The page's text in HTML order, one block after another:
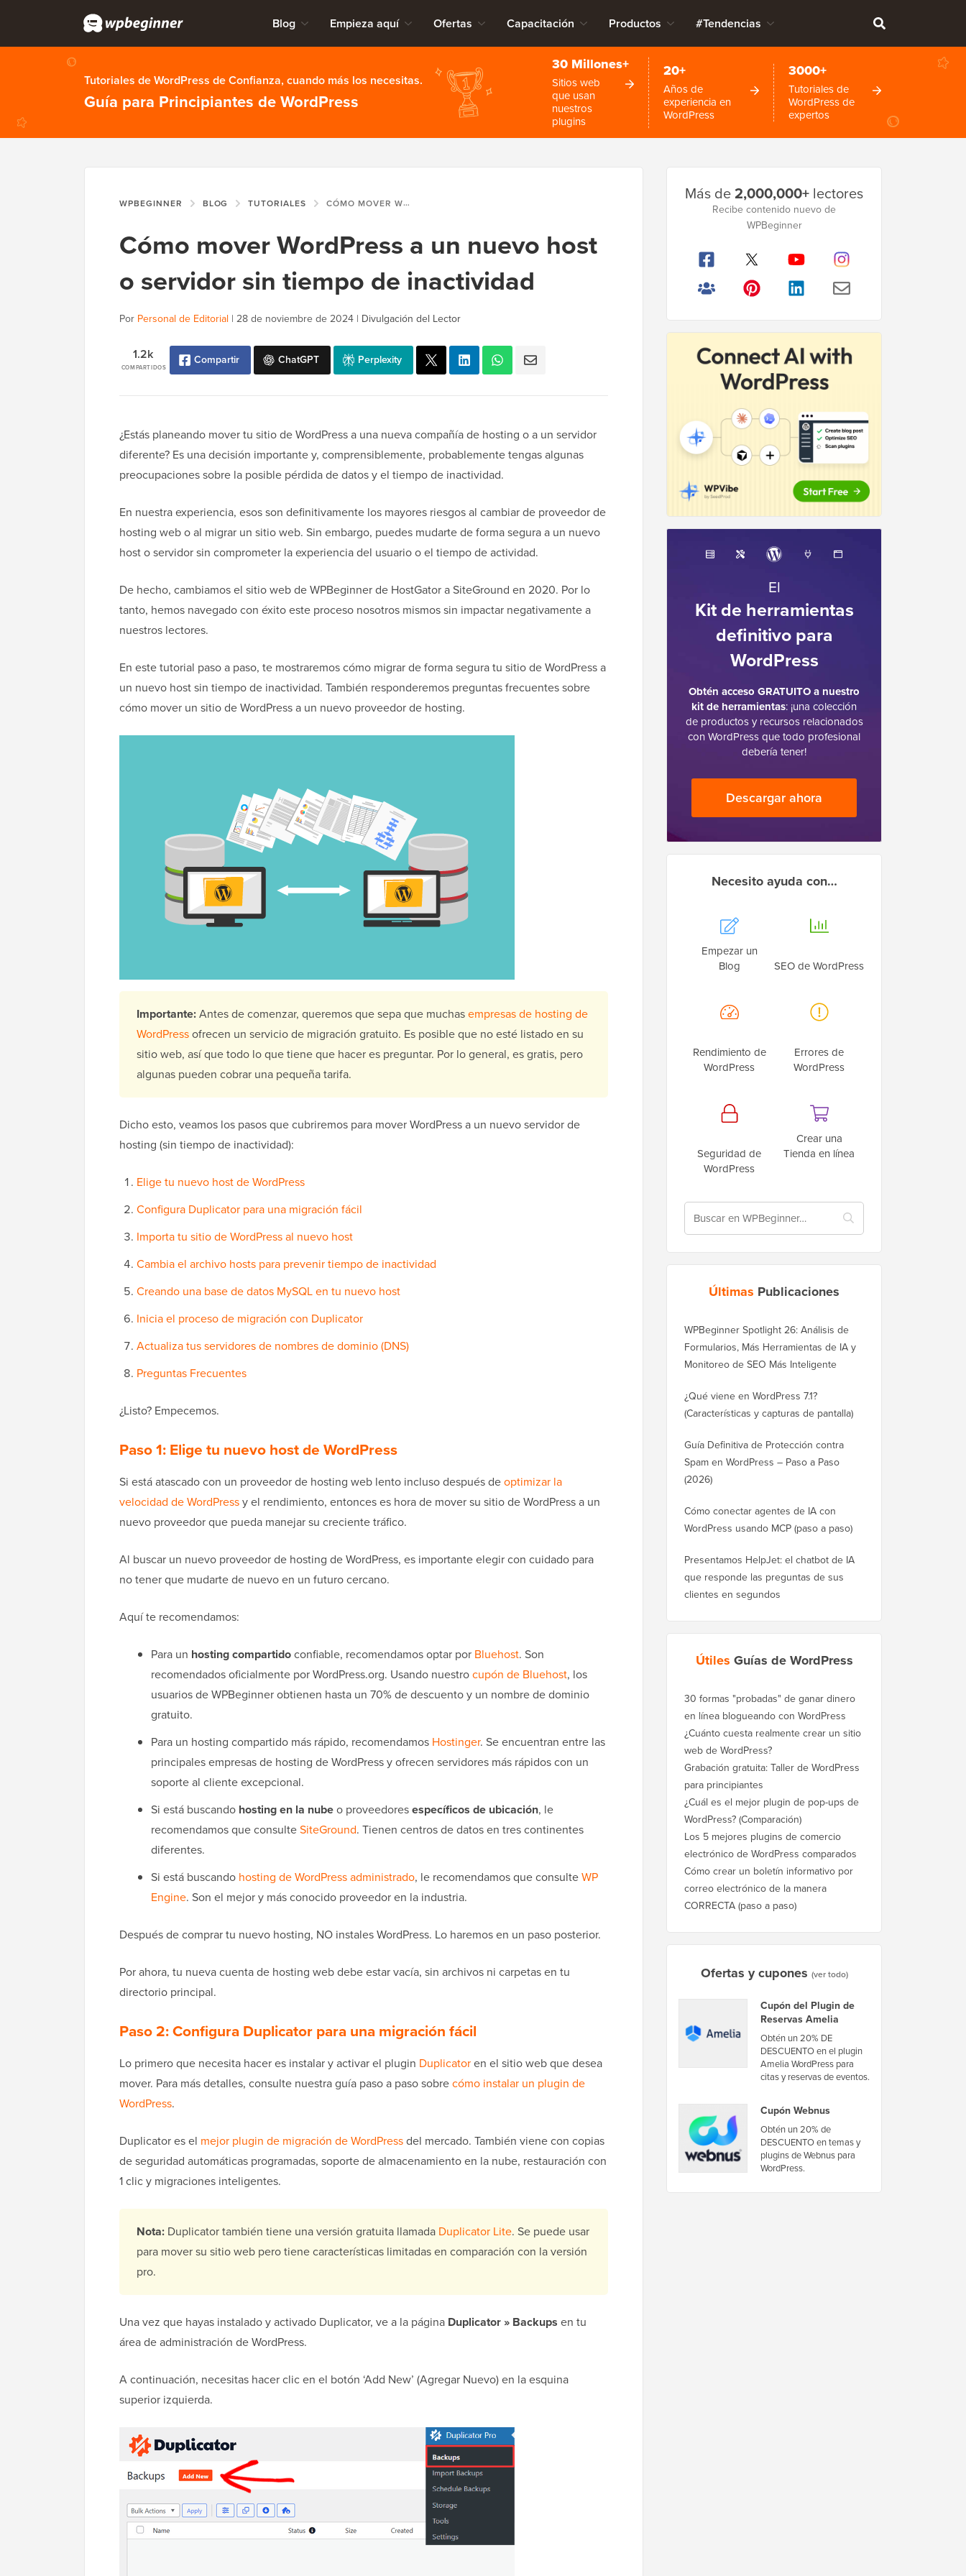
Blog Empieza aquí Ofertas Capacitación Productos #Tendencias
Tutoriales de WordPress de Confianza, cuando más los necesitas.
Guía para Principiantes de WordPress
30 Millones+
Sitios web
que usan
nuestros
plugins
20+
Años de
experiencia en
WordPress
3000+
Tutoriales de
WordPress de
expertos
WPBEGINNER BLOG TUTORIALES CÓMO MOVER WORDPRESS A UN NUEVO HOST O SERVIDOR SIN TIEMPO DE INACTIVIDAD
Cómo mover WordPress a un nuevo host
o servidor sin tiempo de inactividad
Por Personal de Editorial | 28 de noviembre de 2024 | Divulgación del Lector
COMPARTIDOS
1.2k Compartir ChatGPT Perplexity
¿Estás planeando mover tu sitio de WordPress a una nueva compañía de hosting o a un servidor
diferente? Es una decisión importante y, comprensiblemente, probablemente tengas algunas
preocupaciones sobre la posible pérdida de datos y el tiempo de inactividad.
En nuestra experiencia, esos son definitivamente los mayores riesgos al cambiar de proveedor de
hosting web o al migrar un sitio web. Sin embargo, puedes mudarte de forma segura a un nuevo
host o servidor sin comprometer la experiencia del usuario o el tiempo de actividad.
De hecho, cambiamos el sitio web de WPBeginner de HostGator a SiteGround en 2020. Por lo
tanto, hemos navegado con éxito este proceso nosotros mismos sin impactar negativamente a
nuestros lectores.
En este tutorial paso a paso, te mostraremos cómo migrar de forma segura tu sitio de WordPress a
un nuevo host sin tiempo de inactividad. También responderemos preguntas frecuentes sobre
cómo mover un sitio de WordPress a un nuevo proveedor de hosting.
Importante:Antes de comenzar, queremos que sepa que muchasempresas de hosting de
WordPressofrecen un servicio de migración gratuito. Es posible que no esté listado en su
sitio web, así que todo lo que tiene que hacer es preguntar. Por lo general, es gratis, pero
algunas pueden cobrar una pequeña tarifa.
Dicho esto, veamos los pasos que cubriremos para mover WordPress a un nuevo servidor de
hosting (sin tiempo de inactividad):
Elige tu nuevo host de WordPress
Configura Duplicator para una migración fácil
Importa tu sitio de WordPress al nuevo host
Cambia el archivo hosts para prevenir tiempo de inactividad
Creando una base de datos MySQL en tu nuevo host
Inicia el proceso de migración con Duplicator
Actualiza tus servidores de nombres de dominio (DNS)
Preguntas Frecuentes
¿Listo? Empecemos.
Paso 1: Elige tu nuevo host de WordPress
Si está atascado con un proveedor de hosting web lento incluso después deoptimizar la
velocidad de WordPressy el rendimiento, entonces es hora de mover su sitio de WordPress a un
nuevo proveedor que pueda manejar su creciente tráfico.
Al buscar un nuevo proveedor de hosting de WordPress, es importante elegir con cuidado para
no tener que mudarte de nuevo en un futuro cercano.
Aquí te recomendamos:
Para un hosting compartidoconfiable, recomendamos optar por Bluehost. Son
recomendados oficialmente por WordPress.org. Usando nuestrocupón de Bluehost, los
usuarios de WPBeginner obtienen hasta un 70% de descuento y un nombre de dominio
gratuito.
Para un hosting compartido más rápido, recomendamos Hostinger. Se encuentran entre las
principales empresas de hosting de WordPress y ofrecen servidores más rápidos con un
soporte al cliente excepcional.
Si está buscando hosting en la nubeo proveedoresespecíficos de ubicación, le
recomendamos que consulteSiteGround. Tienen centros de datos en tres continentes
diferentes.
Si está buscando hosting de WordPress administrado, le recomendamos que consulteWP
Engine. Son el mejor y más conocido proveedor en la industria.
Después de comprar tu nuevo hosting, NO instales WordPress. Lo haremos en un paso posterior.
Por ahora, tu nueva cuenta de hosting web debe estar vacía, sin archivos ni carpetas en tu
directorio principal.
Paso 2: Configura Duplicator para una migración fácil
Lo primero que necesita hacer es instalar y activar el plugin Duplicatoren el sitio web que desea
mover. Para más detalles, consulte nuestra guía paso a paso sobrecómo instalar un plugin de
WordPress.
Duplicator es el mejor plugin de migración de WordPressdel mercado. También viene con copias
de seguridad automáticas programadas, soporte de almacenamiento en la nube, restauración con
1 clic y migraciones inteligentes.
Nota: Duplicator también tiene una versión gratuita llamada Duplicator Lite. Se puede usar
para mover su sitio web pero tiene características limitadas en comparación con la versión
pro.
Una vez que hayas instalado y activado Duplicator, ve a la página Duplicator » Backups en tu
área de administración de WordPress.
A continuación, necesitas hacer clic en el botón ‘Add New’ (Agregar Nuevo) en la esquina
superior izquierda.
lateral
Más de2,000,000+ lectores
Recibe contenido nuevo de
WPBeginner
El
Kit de herramientas
definitivo para
WordPress
Obtén acceso GRATUITO a nuestro
kit de herramientas: ¡una colección
de productos y recursos relacionados
con WordPress que todo profesional
debería tener!
Descargar ahora
Necesito ayuda con…
Empezar un
Blog
SEO de WordPress
Rendimiento de
WordPress
Errores de
WordPress
Seguridad de
WordPress
Crear una
Tienda en línea
Últimas Publicaciones
WPBeginner Spotlight 26: Análisis de
Formularios, Más Herramientas de IA y
Monitoreo de SEO Más Inteligente
¿Qué viene en WordPress 7.1?
(Características y capturas de pantalla)
Guía Definitiva de Protección contra
Spam en WordPress – Paso a Paso
(2026)
Cómo conectar agentes de IA con
WordPress usando MCP (paso a paso)
Presentamos HelpJet: el chatbot de IA
que responde las preguntas de sus
clientes en segundos
Útiles Guías de WordPress
30 formas "probadas" de ganar dinero
en línea blogueando con WordPress
¿Cuánto cuesta realmente crear un sitio
web de WordPress?
Grabación gratuita: Taller de WordPress
para principiantes
¿Cuál es el mejor plugin de pop-ups de
WordPress? (Comparación)
Los 5 mejores plugins de comercio
electrónico de WordPress comparados
Cómo crear un boletín informativo por
correo electrónico de la manera
CORRECTA (paso a paso)
Ofertas y cupones (ver todo)
Cupón del Plugin de
Reservas Amelia
Obtén un 20% DE
DESCUENTO en el plugin
Amelia WordPress para
citas y reservas de eventos.
Cupón Webnus
Obtén un 20% de
DESCUENTO en temas y
plugins de Webnus para
WordPress.